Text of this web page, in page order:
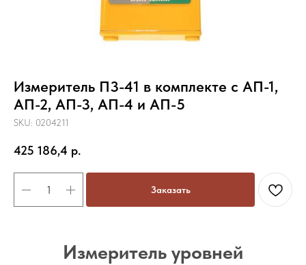
Измеритель П3-41 в комплекте с АП-1,
АП-2, АП-3, АП-4 и АП-5
SKU: 0204211
425 186,4 р.
Заказать
Измеритель уровней